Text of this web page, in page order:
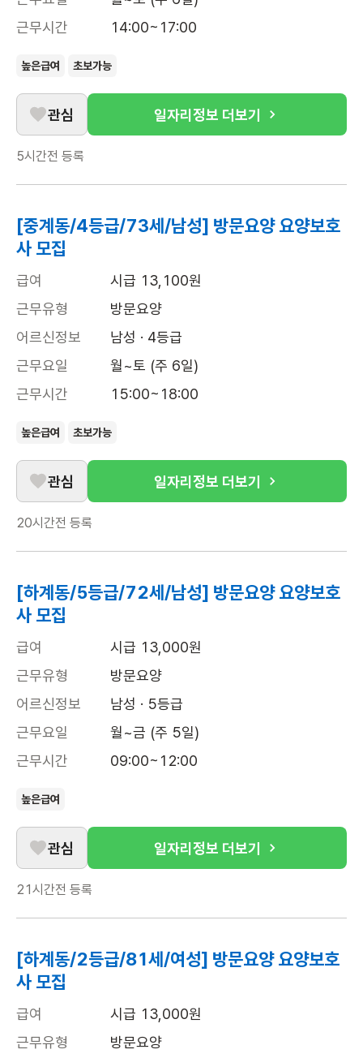
근무시간
14:00~17:00
높은급여 초보가능
관심 일자리정보 더보기
5시간전 등록
[중계동/4등급/73세/남성] 방문요양 요양보호
사 모집
급여
시급 13,100원
근무유형
방문요양
어르신정보
남성 · 4등급
근무요일
월~토 (주 6일)
근무시간
15:00~18:00
높은급여 초보가능
관심 일자리정보 더보기
20시간전 등록
[하계동/5등급/72세/남성] 방문요양 요양보호
사 모집
급여
시급 13,000원
근무유형
방문요양
어르신정보
남성 · 5등급
근무요일
월~금 (주 5일)
근무시간
09:00~12:00
높은급여
관심 일자리정보 더보기
21시간전 등록
[하계동/2등급/81세/여성] 방문요양 요양보호
사 모집
급여
시급 13,000원
근무유형
방문요양